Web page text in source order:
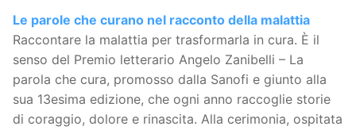
Le parole che curano nel racconto della malattia
Raccontare la malattia per trasformarla in cura. È il
senso del Premio letterario Angelo Zanibelli – La
parola che cura, promosso dalla Sanofi e giunto alla
sua 13esima edizione, che ogni anno raccoglie storie
di coraggio, dolore e rinascita. Alla cerimonia, ospitata